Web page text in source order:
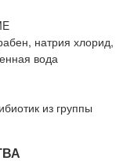
натрия хлорид,
вода
из группы